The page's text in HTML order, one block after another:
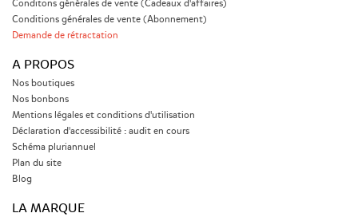
Conditons générales de vente (Cadeaux d'affaires)
Conditions générales de vente (Abonnement)
Demande de rétractation
A PROPOS
Nos boutiques
Nos bonbons
Mentions légales et conditions d'utilisation
Déclaration d'accessibilité : audit en cours
Schéma pluriannuel
Plan du site
Blog
LA MARQUE